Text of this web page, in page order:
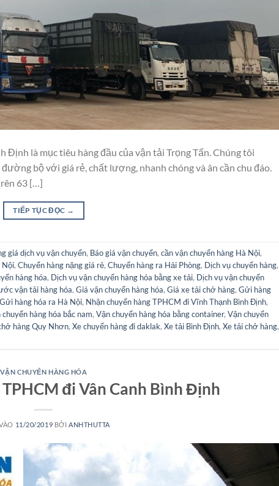
Định là mục tiêu hàng đầu của vận tải Trọng Tấn. Chúng tôi
bộ với giá rẻ, chất lượng, nhanh chóng và ân cần chu đáo.
63 […]
TIẾP TỤC ĐỌC →
giá dịch vụ vận chuyển, Báo giá vận chuyển, cần vận chuyển hàng Hà Nội,
Nội, Chuyển hàng nặng giá rẻ, Chuyển hàng ra Hải Phòng, Dịch vụ chuyển hàng,
hàng hóa, Dịch vụ vận chuyển hàng hóa bằng xe tải, Dịch vụ vận chuyển
vận tải hàng hóa, Giá vận chuyển hàng hóa, Giá xe tải chở hàng, Gửi hàng
Gửi hàng hóa ra Hà Nội, Nhận chuyển hàng TPHCM đi Vĩnh Thạnh Bình Định,
chuyển hàng hóa bắc nam, Vận chuyển hàng hóa bằng container, Vận chuyển
hàng Quy Nhơn, Xe chuyển hàng đi daklak, Xe tải Bình Định, Xe tải chở hàng,
VẬN CHUYỂN HÀNG HÓA
đi Vân Canh Bình Định
11/20/2019 BỞI ANHTHUTTA